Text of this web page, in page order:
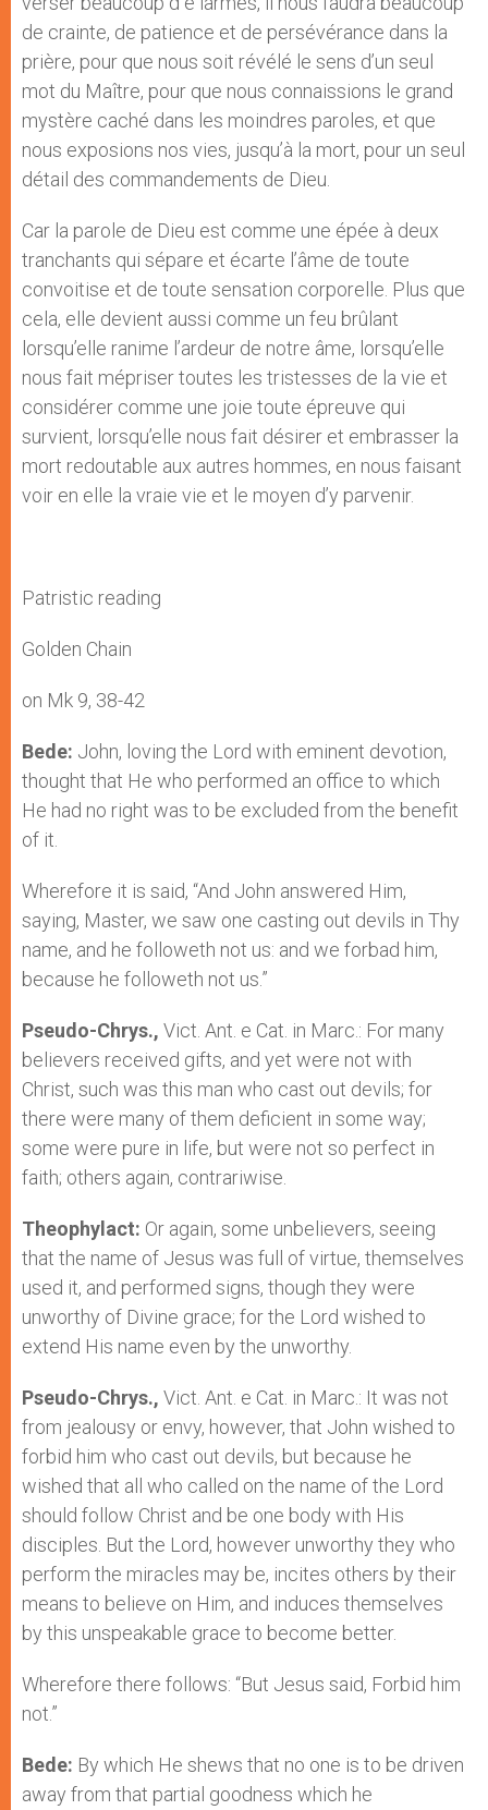
de crainte, de patience et de persévérance dans la
prière, pour que nous soit révélé le sens d’un seul
mot du Maître, pour que nous connaissions le grand
mystère caché dans les moindres paroles, et que
nous exposions nos vies, jusqu’à la mort, pour un seul
détail des commandements de Dieu.
Car la parole de Dieu est comme une épée à deux
tranchants qui sépare et écarte l’âme de toute
convoitise et de toute sensation corporelle. Plus que
cela, elle devient aussi comme un feu brûlant
lorsqu’elle ranime l’ardeur de notre âme, lorsqu’elle
nous fait mépriser toutes les tristesses de la vie et
considérer comme une joie toute épreuve qui
survient, lorsqu’elle nous fait désirer et embrasser la
mort redoutable aux autres hommes, en nous faisant
voir en elle la vraie vie et le moyen d’y parvenir.
Patristic reading
Golden Chain
on Mk 9, 38-42
Bede: John, loving the Lord with eminent devotion,
thought that He who performed an office to which
He had no right was to be excluded from the benefit
of it.
Wherefore it is said, “And John answered Him,
saying, Master, we saw one casting out devils in Thy
name, and he followeth not us: and we forbad him,
because he followeth not us.”
Pseudo-Chrys., Vict. Ant. e Cat. in Marc.: For many
believers received gifts, and yet were not with
Christ, such was this man who cast out devils; for
there were many of them deficient in some way;
some were pure in life, but were not so perfect in
faith; others again, contrariwise.
Theophylact: Or again, some unbelievers, seeing
that the name of Jesus was full of virtue, themselves
used it, and performed signs, though they were
unworthy of Divine grace; for the Lord wished to
extend His name even by the unworthy.
Pseudo-Chrys., Vict. Ant. e Cat. in Marc.: It was not
from jealousy or envy, however, that John wished to
forbid him who cast out devils, but because he
wished that all who called on the name of the Lord
should follow Christ and be one body with His
disciples. But the Lord, however unworthy they who
perform the miracles may be, incites others by their
means to believe on Him, and induces themselves
by this unspeakable grace to become better.
Wherefore there follows: “But Jesus said, Forbid him
not.”
Bede: By which He shews that no one is to be driven
away from that partial goodness which he